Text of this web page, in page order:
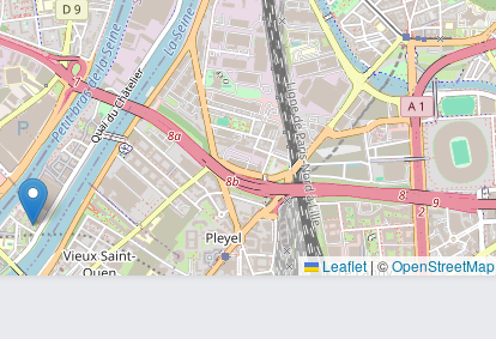
Leaflet |©OpenStreetMap